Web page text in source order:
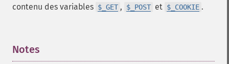
contenu des variables $_GET , $_POST et $_COOKIE .
Notes